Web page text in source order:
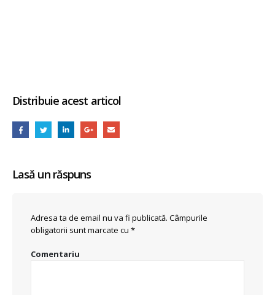
Distribuie acest articol
Lasă un răspuns
Adresa ta de email nu va fi publicată. Câmpurile
obligatorii sunt marcate cu *
Comentariu